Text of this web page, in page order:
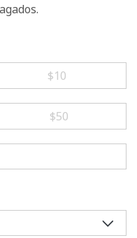
⁦$10⁩
⁦$50⁩